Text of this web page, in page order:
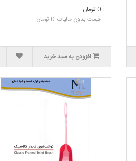
0 تومان
قیمت بدون مالیات: 0 تومان
افزودن به سبد خرید